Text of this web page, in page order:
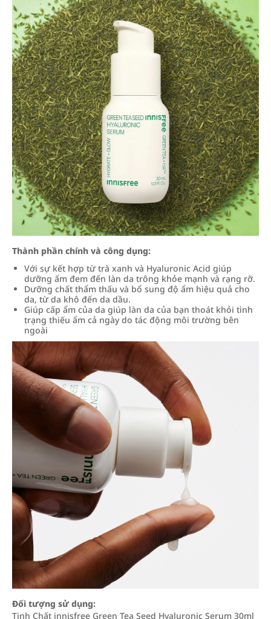
Thành phần chính và công dụng:
Với sự kết hợp từ trà xanh và Hyaluronic Acid giúp
dưỡng ẩm đem đến làn da trông khỏe mạnh và rạng rỡ.
Dưỡng chất thẩm thấu và bổ sung độ ẩm hiệu quả cho
da, từ da khô đến da dầu.
Giúp cấp ẩm của da giúp làn da của bạn thoát khỏi tình
trạng thiếu ẩm cả ngày do tác động môi trường bên
ngoài
Đối tượng sử dụng:
Tinh Chất innisfree Green Tea Seed Hyaluronic Serum 30ml